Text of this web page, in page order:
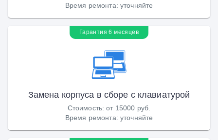
Время ремонта: уточняйте
Гарантия 6 месяцев
Замена корпуса в сборе с клавиатурой
Стоимость:от 15000 руб.
Время ремонта: уточняйте